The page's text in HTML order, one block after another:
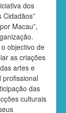
dos
Cidadãos”
Macau”,
objectivo de
as criações
artes e
profissional
das
culturais